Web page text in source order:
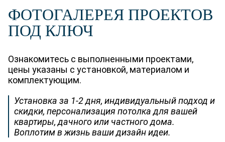
ФОТОГАЛЕРЕЯ ПРОЕКТОВ
ПОД КЛЮЧ
Ознакомитесь с выполненными проектами,
цены указаны с установкой, материалом и
комплектующим.
Установка за 1-2 дня, индивидуальный подход и
скидки, персонализация потолка для вашей
квартиры, дачного или частного дома.
Воплотим в жизнь ваши дизайн идеи.